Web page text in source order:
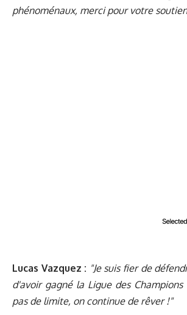
phénoménaux, merci pour votre
Lucas Vazquez : "Je suis fier de
d'avoir gagné la Ligue des
pas de limite, on continue de rêver !"